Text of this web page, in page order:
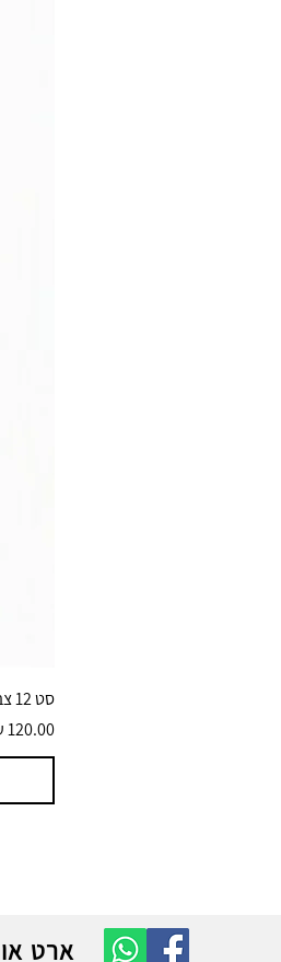
סט 12 צבעי אקריליק DecoArt Americana גוונים בוהקים 59 מ״ל
מחיר
ארט